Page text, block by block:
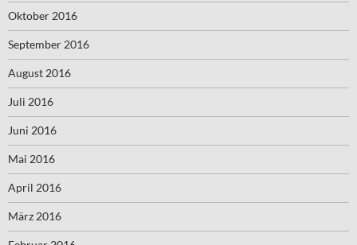
Oktober 2016
September 2016
August 2016
Juli 2016
Juni 2016
Mai 2016
April 2016
März 2016